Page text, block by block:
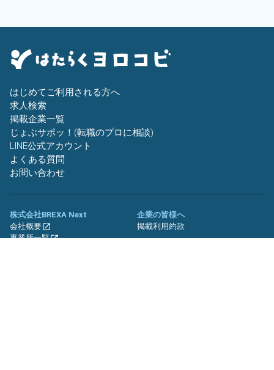
はじめてご利用される方へ
求人検索
掲載企業一覧
じょぶサポッ！(転職のプロに相談)
LINE公式アカウント
よくある質問
お問い合わせ
株式会社BREXA Next
会社概要
事業所一覧
企業の皆様へ
掲載利用約款